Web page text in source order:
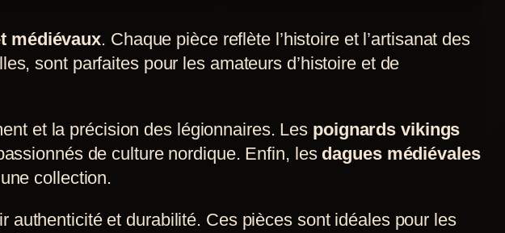
médiévaux. Chaque pièce reflète l’histoire et l’artisanat des
sont parfaites pour les amateurs d’histoire et de
et la précision des légionnaires. Les poignards vikings
de culture nordique. Enfin, les dagues médiévales
collection.
authenticité et durabilité. Ces pièces sont idéales pour les